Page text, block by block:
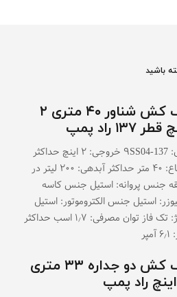
باشید
کف کش شناور ۴۰ متری ۲
۱۳۷ راد پمپ
مدل: ۹SS04-137 خروجی: ۲ اینچ حداکثر
ارتفاع: ۴۰ متر حداکثر آبدهی: ۲۰۰ لیتر در
جنس پروانه: استیل جنس کاسه
استیل جنس الکتروموتور: استیل
ولتاژ: تک فاز توان مصرفی: ۱٫۷ اسب حداکثر
کف کش دو جداره ۳۳ متری